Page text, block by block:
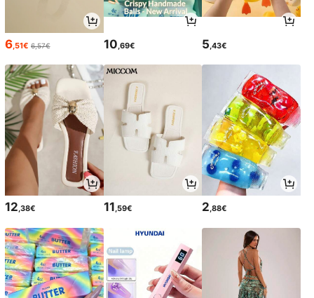
6,51€ 6,57€ 10,69€ 5,43€
12,38€ 11,59€ 2,88€